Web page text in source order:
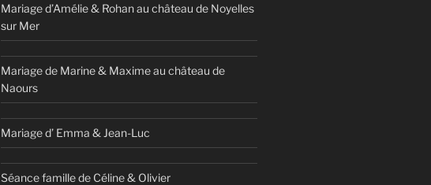
Mariage d’Amélie & Rohan au château de Noyelles
sur Mer
Mariage de Marine & Maxime au château de
Naours
Mariage d’ Emma & Jean-Luc
Séance famille de Céline & Olivier